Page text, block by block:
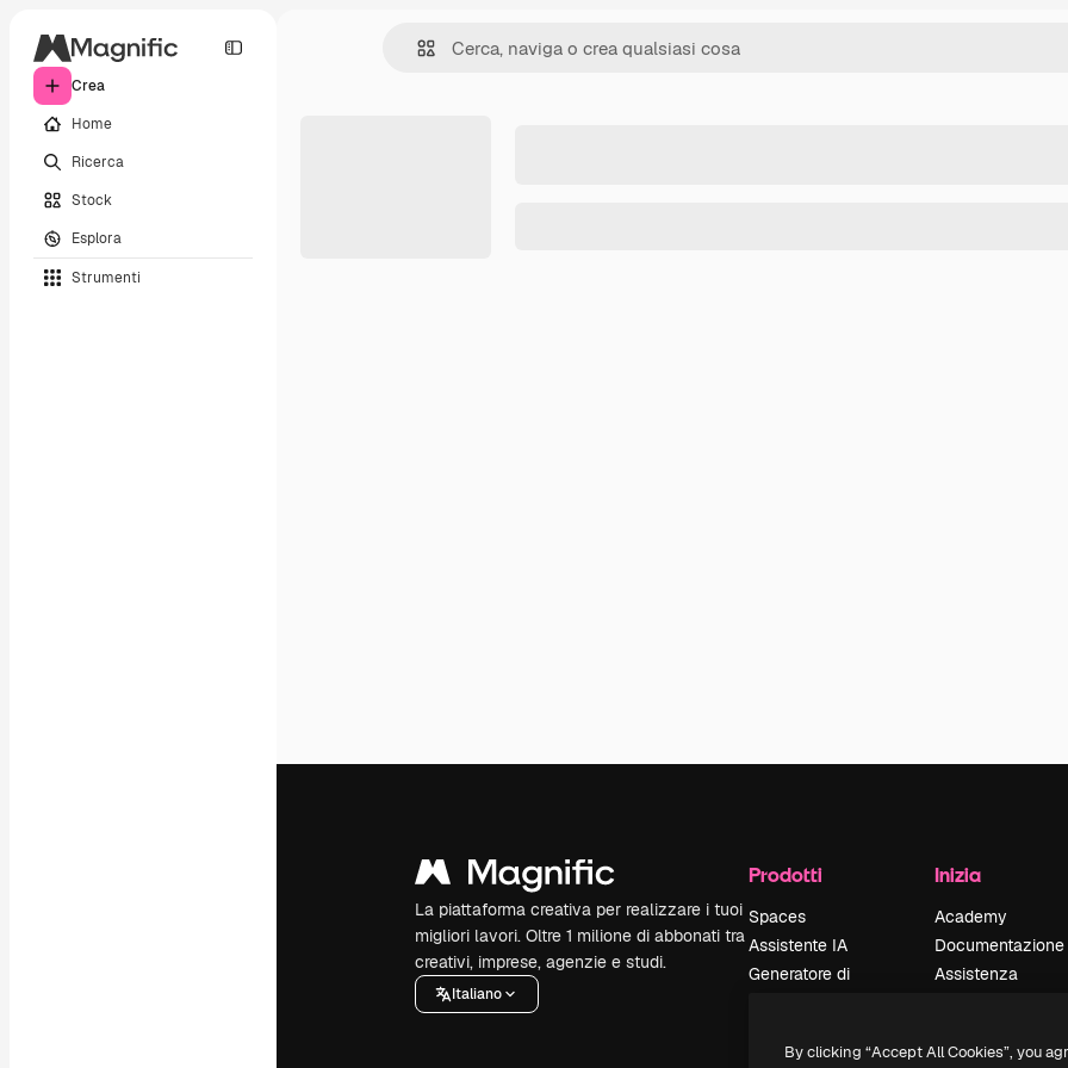
Crea
Home
Ricerca
Stock
Esplora
Strumenti
La piattaforma creativa per realizzare i tuoi
migliori lavori. Oltre 1 milione di abbonati tra
creativi, imprese, agenzie e studi.
Italiano
Prodotti
Spaces
Assistente IA
Generatore di
Inizia
Academy
Documentazione
Assistenza
Politica sulla
By clicking “Accept All Cookies”, you